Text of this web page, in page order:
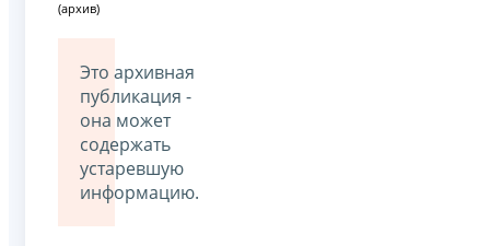
(архив)
Это архивная
публикация -
она может
содержать
устаревшую
информацию.